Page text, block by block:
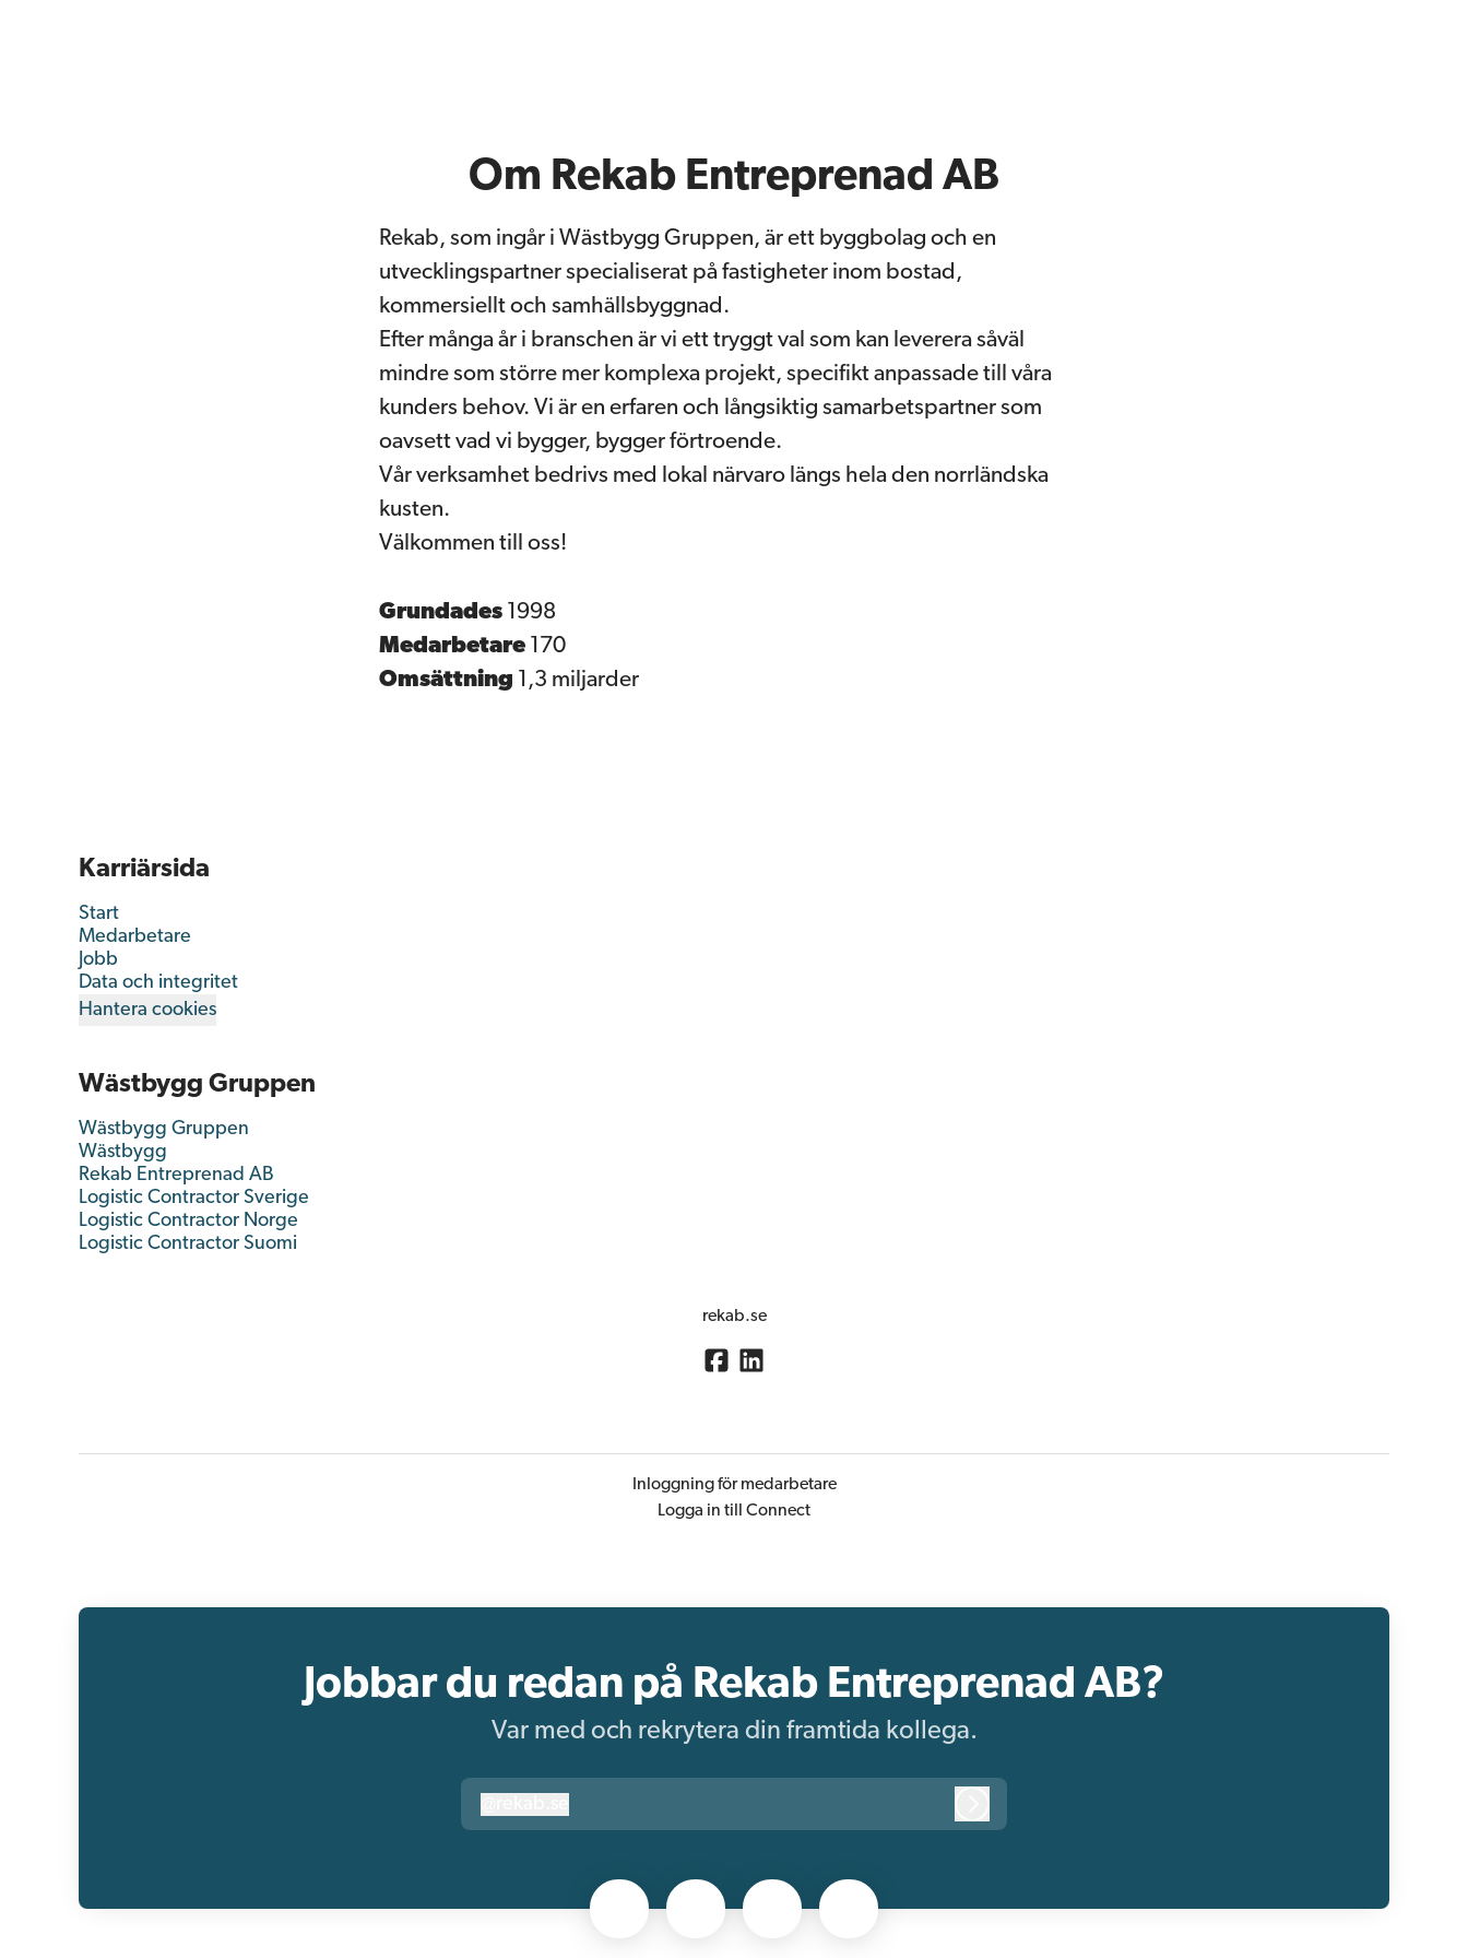
Om Rekab Entreprenad AB
Rekab, som ingår i Wästbygg Gruppen, är ett byggbolag och en
utvecklingspartner specialiserat på fastigheter inom bostad,
kommersiellt och samhällsbyggnad.
Efter många år i branschen är vi ett tryggt val som kan leverera såväl
mindre som större mer komplexa projekt, specifikt anpassade till våra
kunders behov. Vi är en erfaren och långsiktig samarbetspartner som
oavsett vad vi bygger, bygger förtroende.
Vår verksamhet bedrivs med lokal närvaro längs hela den norrländska
kusten.
Välkommen till oss!
Grundades
1998
Medarbetare
170
Omsättning
1,3 miljarder
Karriärsida
Start
Medarbetare
Jobb
Data och integritet
Hantera cookies
Wästbygg Gruppen
Wästbygg Gruppen
Wästbygg
Rekab Entreprenad AB
Logistic Contractor Sverige
Logistic Contractor Norge
Logistic Contractor Suomi
rekab.se
Inloggning för medarbetare
Logga in till Connect
Jobbar du redan på Rekab Entreprenad AB?
Var med och rekrytera din framtida kollega.
rekab.se